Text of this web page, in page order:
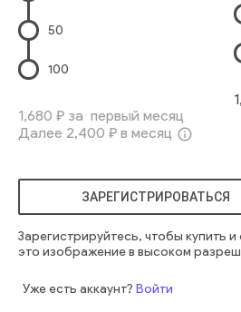
50
100
1,680 ₽ за первый месяц
Далее 2,400 ₽ в месяц info_outline
ЗАРЕГИСТРИРОВАТЬСЯ
Зарегистрируйтесь, чтобы купить и
это изображение в высоком
Уже есть аккаунт? Войти